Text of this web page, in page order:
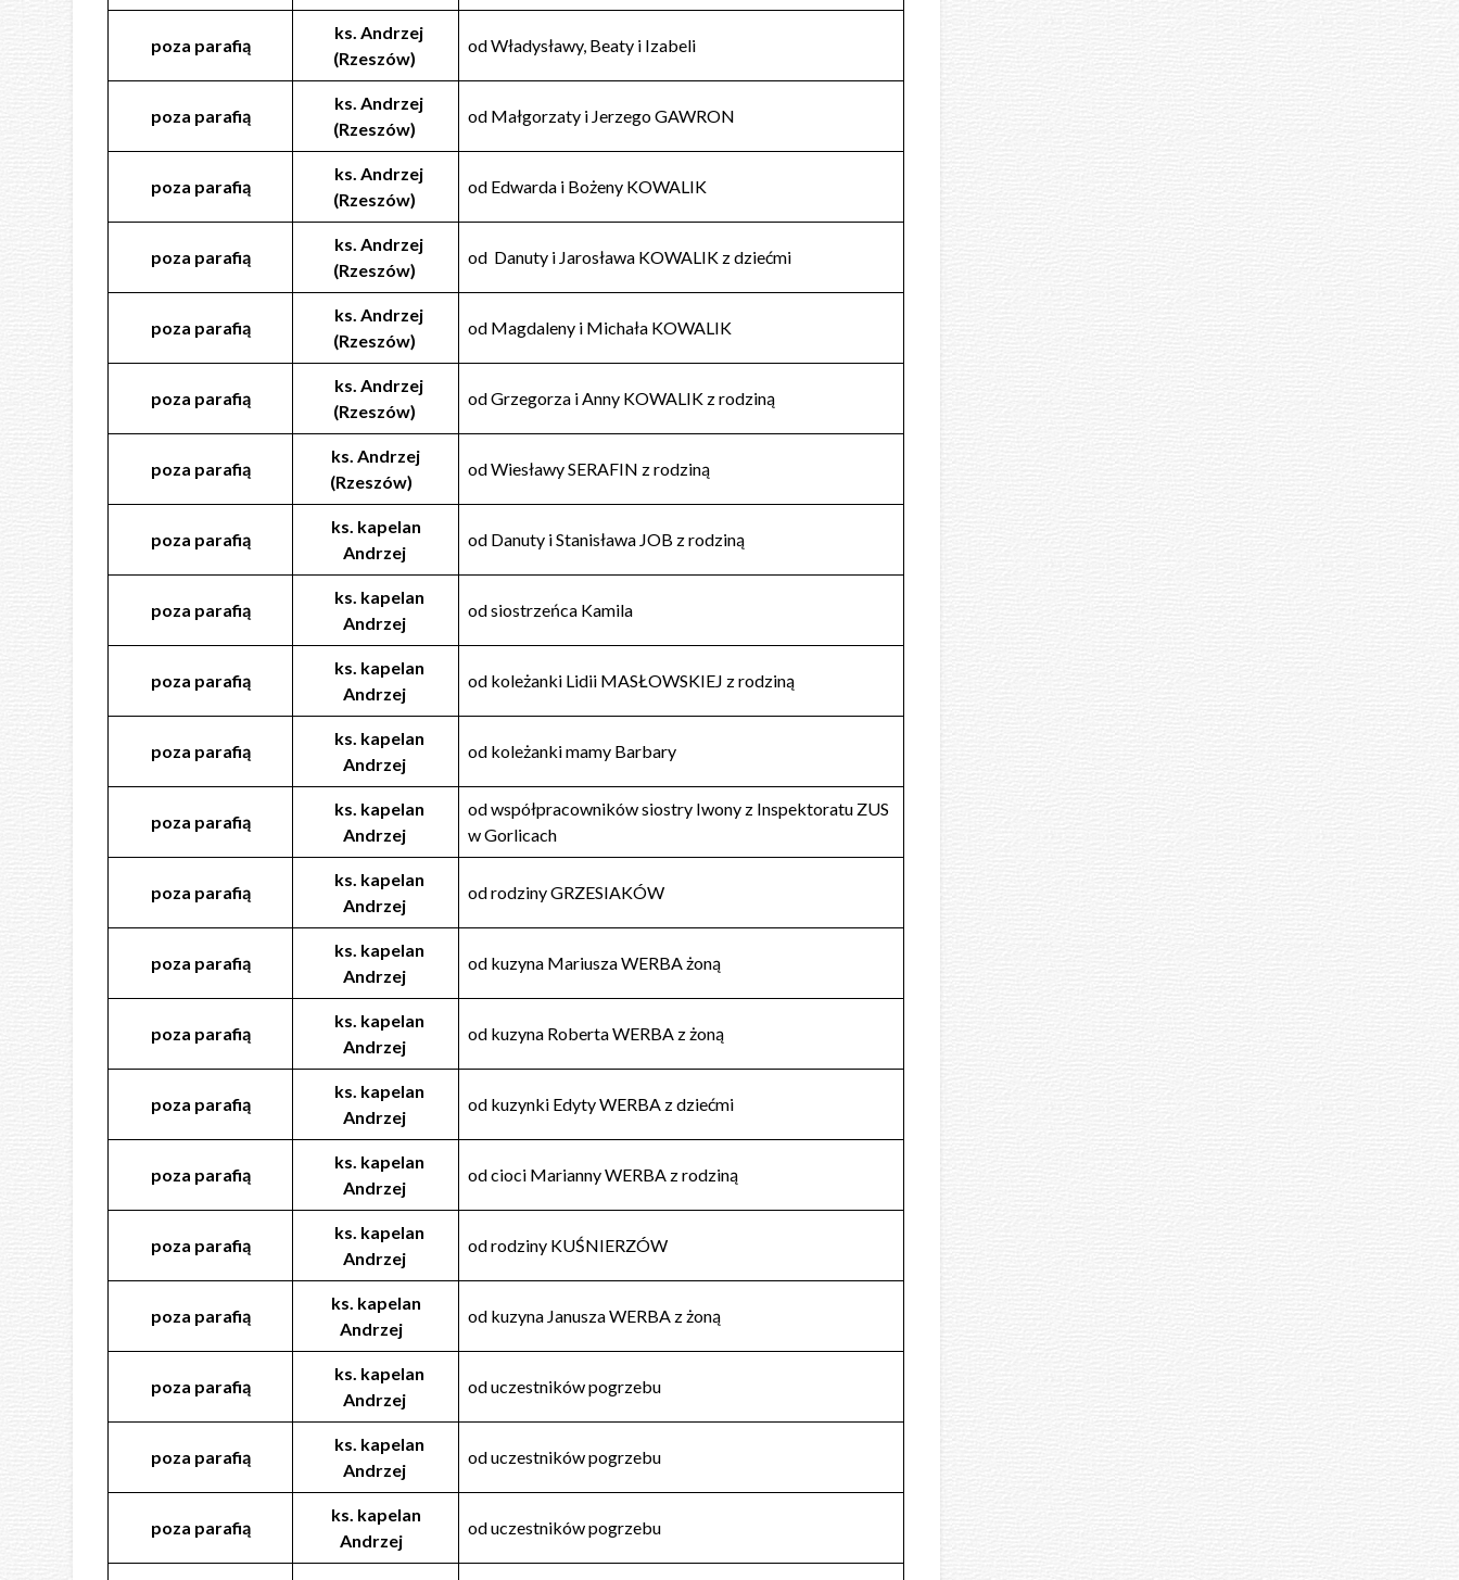
poza parafią
ks. Andrzej
(Rzeszów)
od Władysławy, Beaty i Izabeli
poza parafią
ks. Andrzej
(Rzeszów)
od Małgorzaty i Jerzego GAWRON
poza parafią
ks. Andrzej
(Rzeszów)
od Edwarda i Bożeny KOWALIK
poza parafią
ks. Andrzej
(Rzeszów)
od Danuty i Jarosława KOWALIK z dziećmi
poza parafią
ks. Andrzej
(Rzeszów)
od Magdaleny i Michała KOWALIK
poza parafią
ks. Andrzej
(Rzeszów)
od Grzegorza i Anny KOWALIK z rodziną
poza parafią
ks. Andrzej
(Rzeszów)
od Wiesławy SERAFIN z rodziną
poza parafią
ks. kapelan
Andrzej
od Danuty i Stanisława JOB z rodziną
poza parafią
ks. kapelan
Andrzej
od siostrzeńca Kamila
poza parafią
ks. kapelan
Andrzej
od koleżanki Lidii MASŁOWSKIEJ z rodziną
poza parafią
ks. kapelan
Andrzej
od koleżanki mamy Barbary
poza parafią
ks. kapelan
Andrzej
od współpracowników siostry Iwony z Inspektoratu ZUS
w Gorlicach
poza parafią
ks. kapelan
Andrzej
od rodziny GRZESIAKÓW
poza parafią
ks. kapelan
Andrzej
od kuzyna Mariusza WERBA żoną
poza parafią
ks. kapelan
Andrzej
od kuzyna Roberta WERBA z żoną
poza parafią
ks. kapelan
Andrzej
od kuzynki Edyty WERBA z dziećmi
poza parafią
ks. kapelan
Andrzej
od cioci Marianny WERBA z rodziną
poza parafią
ks. kapelan
Andrzej
od rodziny KUŚNIERZÓW
poza parafią
ks. kapelan
Andrzej
od kuzyna Janusza WERBA z żoną
poza parafią
ks. kapelan
Andrzej
od uczestników pogrzebu
poza parafią
ks. kapelan
Andrzej
od uczestników pogrzebu
poza parafią
ks. kapelan
Andrzej
od uczestników pogrzebu